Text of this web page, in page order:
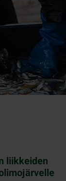
liikkeiden